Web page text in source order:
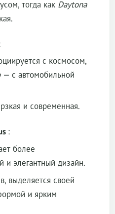
тогда как Daytona
с космосом,
— с автомобильной
и современная.
:
более
и элегантный дизайн.
выделяется своей
и ярким